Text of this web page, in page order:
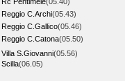
Reggio C.Archi(05.43)
Reggio C.Gallico(05.46)
Reggio C.Catona(05.50)
Villa S.Giovanni(05.56)
Scilla(06.05)